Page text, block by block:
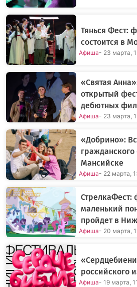
Тянься Фест:
состоится в
Афиша- 23 марта,
«Святая
открытый
дебютных
Афиша- 23 марта,
«Добрино»:
Мансийске
Афиша- 22 марта,
СтрелкаФест:
маленький
пройдет в
Афиша- 20 марта,
российского
Афиша- 19 марта,